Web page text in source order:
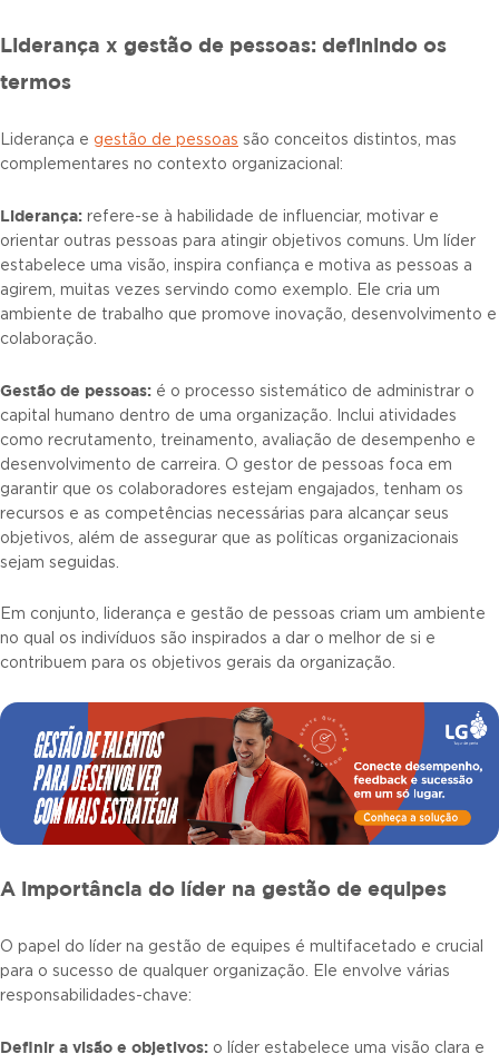
Liderança x gestão de pessoas: definindo os
termos
Liderança e gestão de pessoas são conceitos distintos, mas
complementares no contexto organizacional:
Liderança: refere-se à habilidade de influenciar, motivar e
orientar outras pessoas para atingir objetivos comuns. Um líder
estabelece uma visão, inspira confiança e motiva as pessoas a
agirem, muitas vezes servindo como exemplo. Ele cria um
ambiente de trabalho que promove inovação, desenvolvimento e
colaboração.
Gestão de pessoas: é o processo sistemático de administrar o
capital humano dentro de uma organização. Inclui atividades
como recrutamento, treinamento, avaliação de desempenho e
desenvolvimento de carreira. O gestor de pessoas foca em
garantir que os colaboradores estejam engajados, tenham os
recursos e as competências necessárias para alcançar seus
objetivos, além de assegurar que as políticas organizacionais
sejam seguidas.
Em conjunto, liderança e gestão de pessoas criam um ambiente
no qual os indivíduos são inspirados a dar o melhor de si e
contribuem para os objetivos gerais da organização.
A importância do líder na gestão de equipes
O papel do líder na gestão de equipes é multifacetado e crucial
para o sucesso de qualquer organização. Ele envolve várias
responsabilidades-chave:
Definir a visão e objetivos: o líder estabelece uma visão clara e